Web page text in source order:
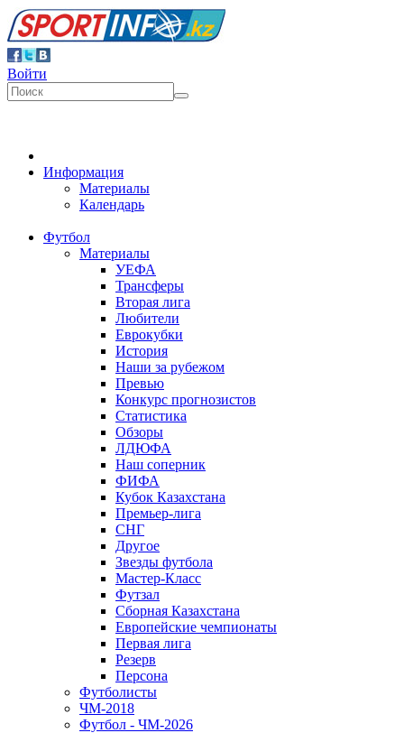
Войти
Информация
Материалы
Календарь
Футбол
Материалы
УЕФА
Трансферы
Вторая лига
Любители
Еврокубки
История
Наши за рубежом
Превью
Конкурс прогнозистов
Статистика
Обзоры
ЛДЮФА
Наш соперник
ФИФА
Кубок Казахстана
Премьер-лига
СНГ
Другое
Звезды футбола
Мастер-Класс
Футзал
Сборная Казахстана
Европейские чемпионаты
Первая лига
Резерв
Персона
Футболисты
ЧМ-2018
Футбол - ЧМ-2026